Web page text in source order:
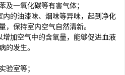
及一氧化碳等有害气体；
内的油漆味、烟味等异味，起到净化
，保持室内空气自然清新。
加空气中的含氧量，能够促进血液
的发生。
验室等；